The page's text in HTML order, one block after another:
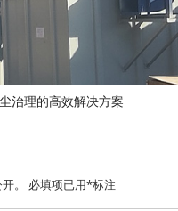
治理的高效解决方案
。 必填项已用*标注